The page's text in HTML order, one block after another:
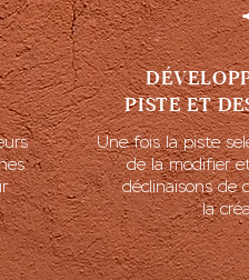
Une fois la piste
de la modifier
déclinaisons de
la
PISTE ET